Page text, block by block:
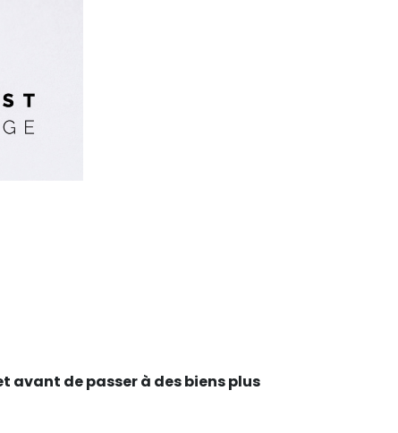
de passer à des biens plus